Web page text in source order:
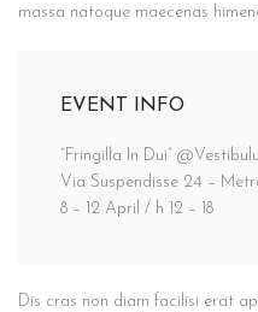
massa natoque maecenas
EVENT INFO
“Fringilla In Dui”
Via Suspendisse 24 –
8 – 12 April / h 12 – 18
Dis cras non diam facilisi erat